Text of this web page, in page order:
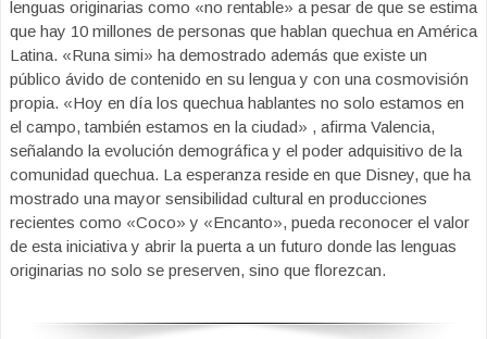
lenguas originarias como «no rentable» a pesar de que se estima
que hay 10 millones de personas que hablan quechua en América
Latina. «Runa simi» ha demostrado además que existe un
público ávido de contenido en su lengua y con una cosmovisión
propia. «Hoy en día los quechua hablantes no solo estamos en
el campo, también estamos en la ciudad» , afirma Valencia,
señalando la evolución demográfica y el poder adquisitivo de la
comunidad quechua. La esperanza reside en que Disney, que ha
mostrado una mayor sensibilidad cultural en producciones
recientes como «Coco» y «Encanto», pueda reconocer el valor
de esta iniciativa y abrir la puerta a un futuro donde las lenguas
originarias no solo se preserven, sino que florezcan.